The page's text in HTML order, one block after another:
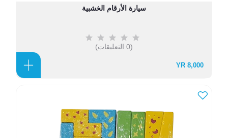
سيارة الأرقام الخشبية
(0 التعليقات)
8,000 YR